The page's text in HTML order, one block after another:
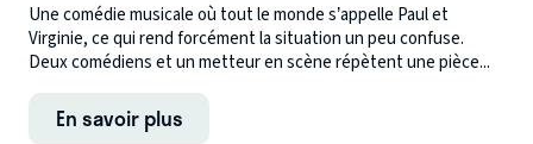
Une comédie musicale où tout le monde s’appelle Paul et
Virginie, ce qui rend forcément la situation un peu confuse.
Deux comédiens et un metteur en scène répètent une pièce...
En savoir plus